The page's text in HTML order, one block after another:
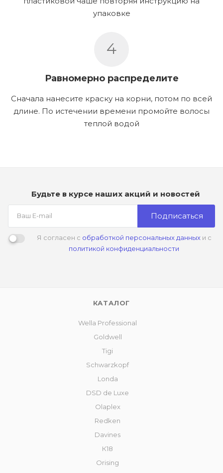
упаковке
4
Равномерно распределите
Сначала нанесите краску на корни, потом по всей
длине. По истечении времени промойте волосы
теплой водой
Будьте в курсе наших акций и новостей
Подписаться
Я согласен с обработкой персональных данныхи с
политикой конфиденциальности
КАТАЛОГ
Wella Professional
Goldwell
Tigi
Schwarzkopf
Londa
DSD de Luxe
Olaplex
Redken
Davines
К18
Orising